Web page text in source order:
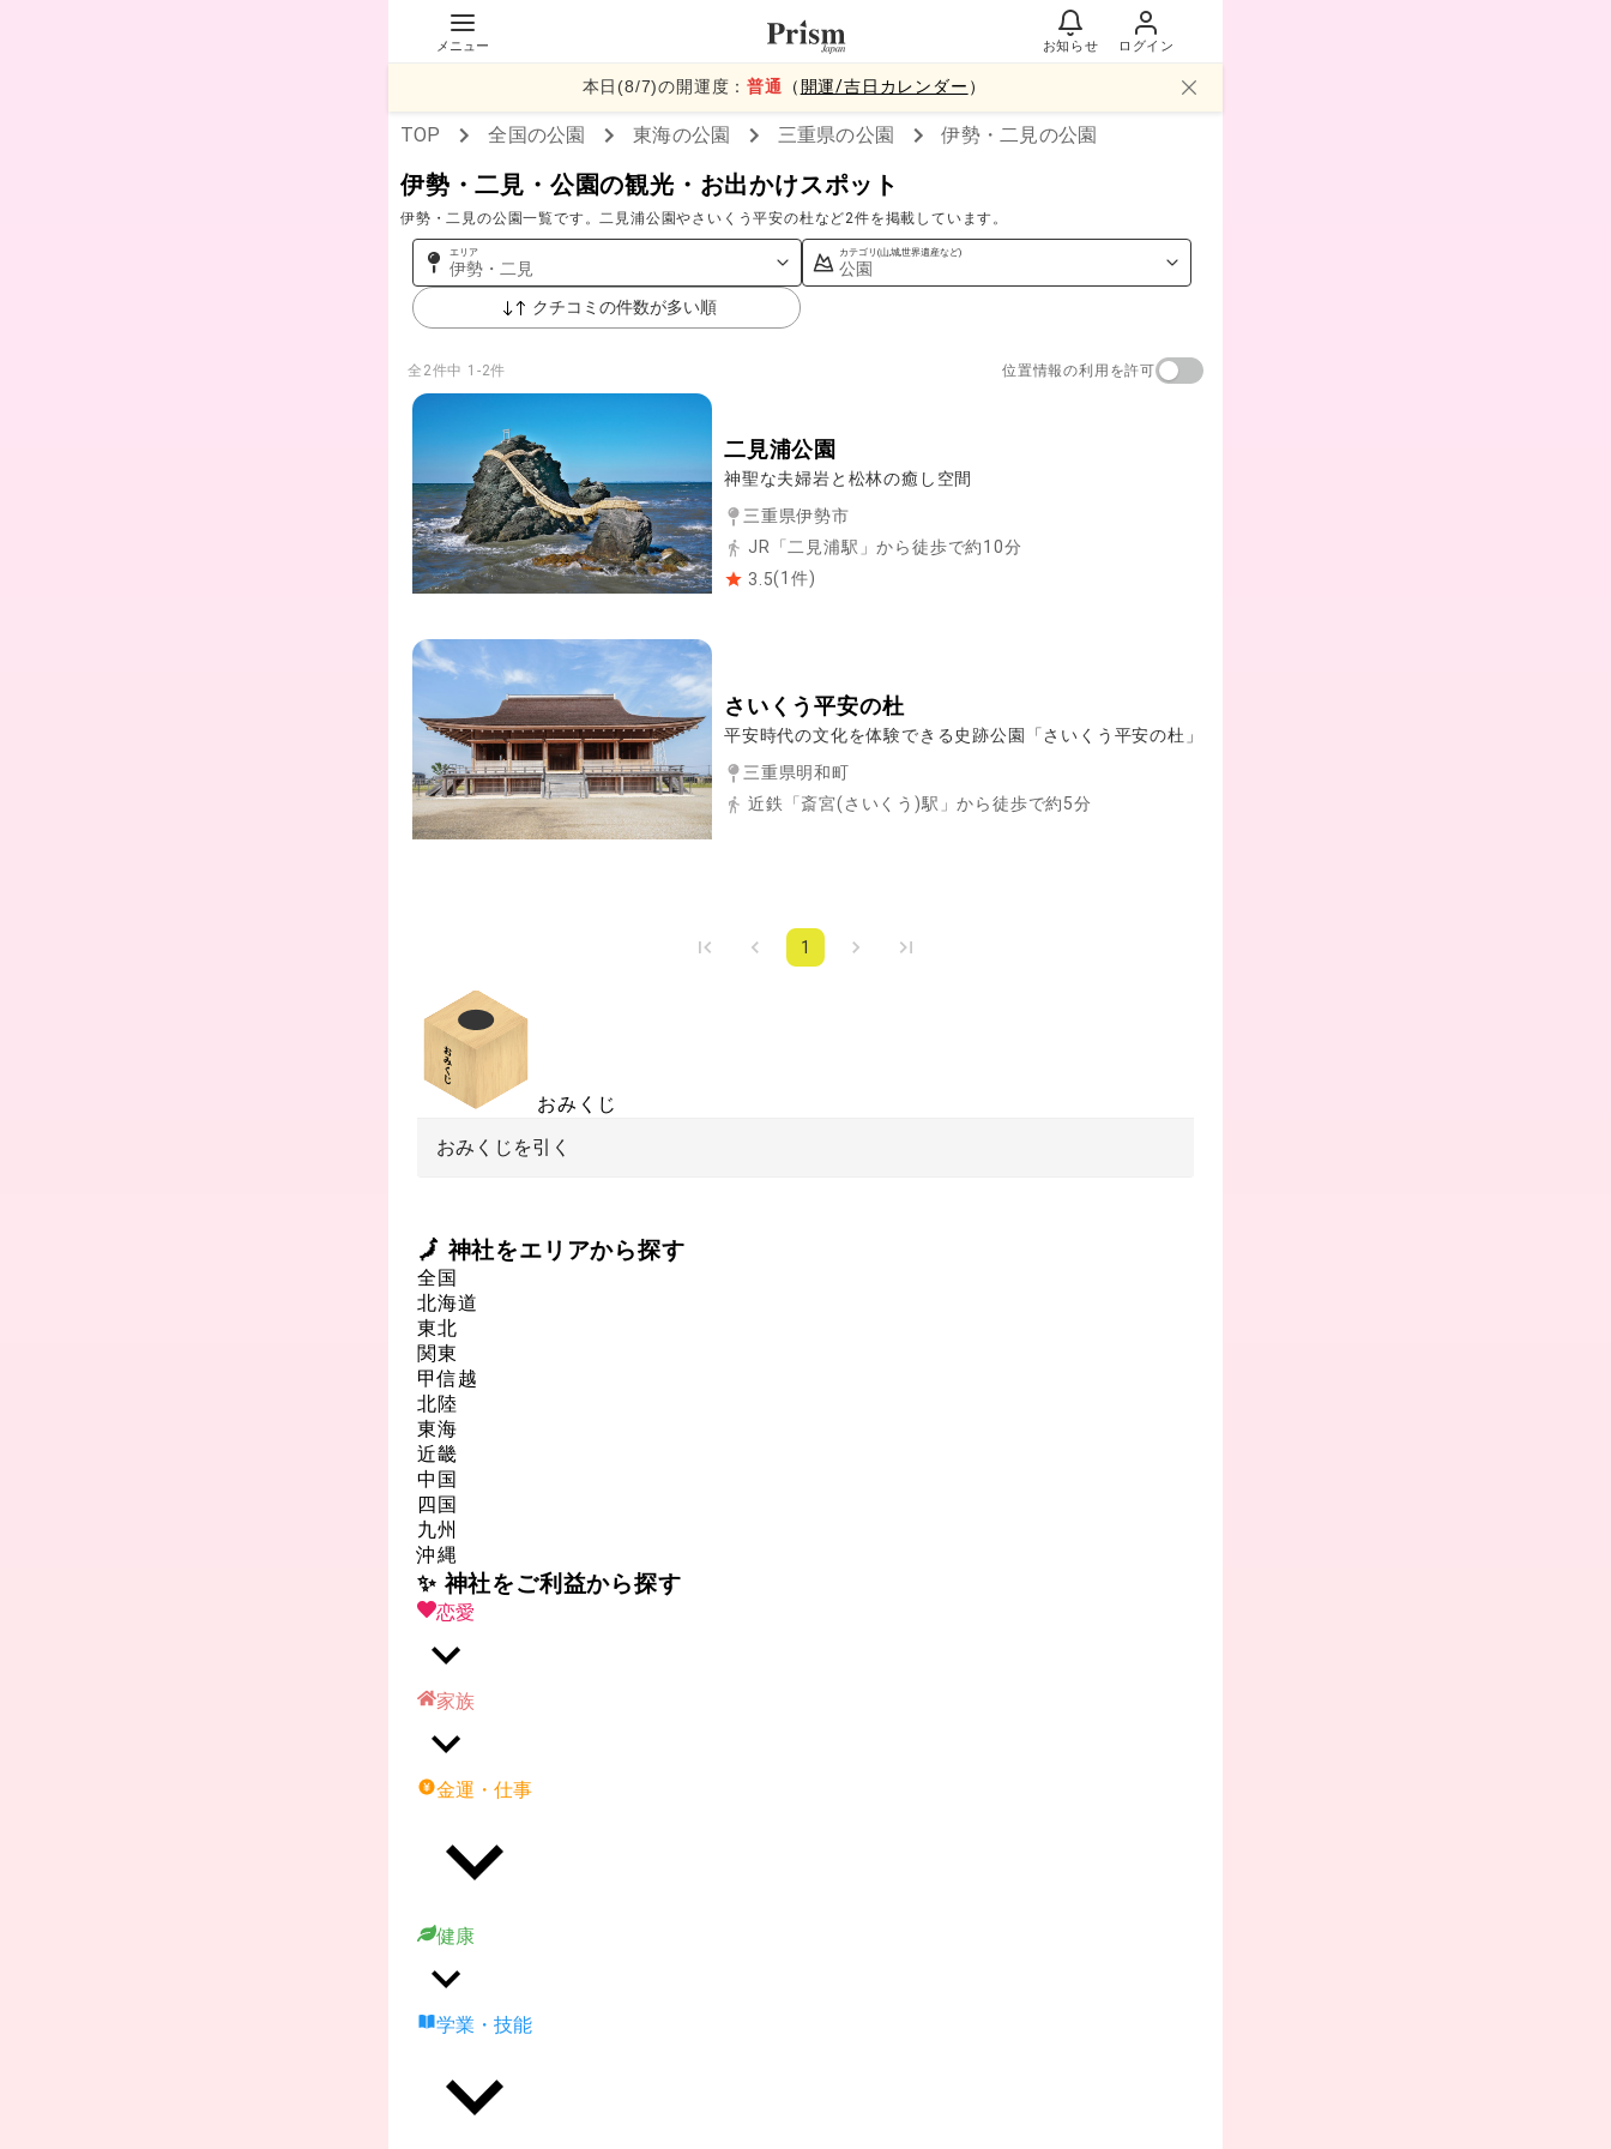
メニュー お知らせ ログイン
本日(8/7)の開運度：普通 （ 開運/吉日カレンダー ）
TOP 全国の公園 東海の公園 三重県の公園 伊勢・二見の公園
伊勢・二見・公園の観光・お出かけスポット
伊勢・二見の公園一覧です。二見浦公園やさいくう平安の杜など2件を掲載しています。
エリア
伊勢・二見
カテゴリ(山,城,世界遺産など)
公園
クチコミの件数が多い順
全 2件中 1-2件 位置情報の利用を許可
二見浦公園
神聖な夫婦岩と松林の癒し空間
三重県伊勢市
JR「二見浦駅」から徒歩で約10分
3.5(1件)
さいくう平安の杜
平安時代の文化を体験できる史跡公園「さいくう平安の杜」
三重県明和町
近鉄「斎宮(さいくう)駅」から徒歩で約5分
1
おみくじ
おみくじを引く
🗾 神社をエリアから探す
全国
北海道
東北
関東
甲信越
北陸
東海
近畿
中国
四国
九州
沖縄
✨ 神社をご利益から探す
恋愛
家族
金運・仕事
健康
学業・技能